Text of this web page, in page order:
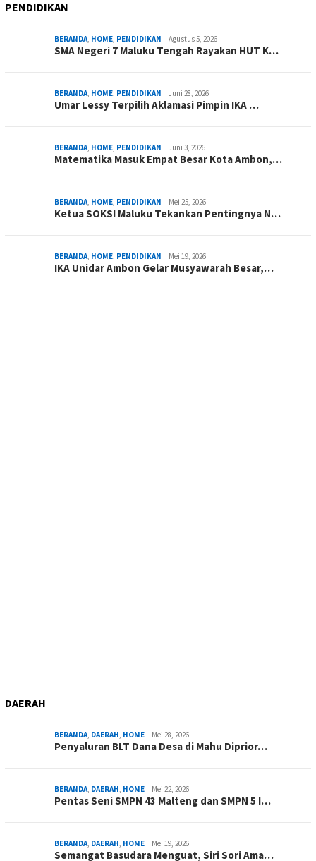
PENDIDIKAN
BERANDA, HOME, PENDIDIKAN Agustus 5, 2026
SMA Negeri 7 Maluku Tengah Rayakan HUT K…
BERANDA, HOME, PENDIDIKAN Juni 28, 2026
Umar Lessy Terpilih Aklamasi Pimpin IKA …
BERANDA, HOME, PENDIDIKAN Juni 3, 2026
Matematika Masuk Empat Besar Kota Ambon,…
BERANDA, HOME, PENDIDIKAN Mei 25, 2026
Ketua SOKSI Maluku Tekankan Pentingnya N…
BERANDA, HOME, PENDIDIKAN Mei 19, 2026
IKA Unidar Ambon Gelar Musyawarah Besar,…
DAERAH
BERANDA, DAERAH, HOME Mei 28, 2026
Penyaluran BLT Dana Desa di Mahu Diprior…
BERANDA, DAERAH, HOME Mei 22, 2026
Pentas Seni SMPN 43 Malteng dan SMPN 5 I…
BERANDA, DAERAH, HOME Mei 19, 2026
Semangat Basudara Menguat, Siri Sori Ama…